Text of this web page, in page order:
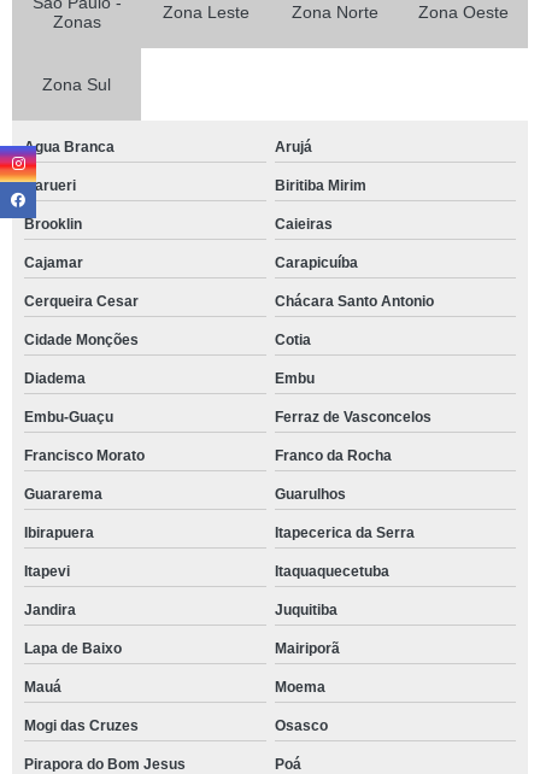
Zonas
Zona Leste Zona Norte Zona Oeste
Zona Sul
Agua Branca Arujá
Barueri Biritiba Mirim
Brooklin Caieiras
Cajamar Carapicuíba
Cerqueira Cesar Chácara Santo Antonio
Cidade Monções Cotia
Diadema Embu
Embu-Guaçu Ferraz de Vasconcelos
Francisco Morato Franco da Rocha
Guararema Guarulhos
Ibirapuera Itapecerica da Serra
Itapevi Itaquaquecetuba
Jandira Juquitiba
Lapa de Baixo Mairiporã
Mauá Moema
Mogi das Cruzes Osasco
Pirapora do Bom Jesus Poá